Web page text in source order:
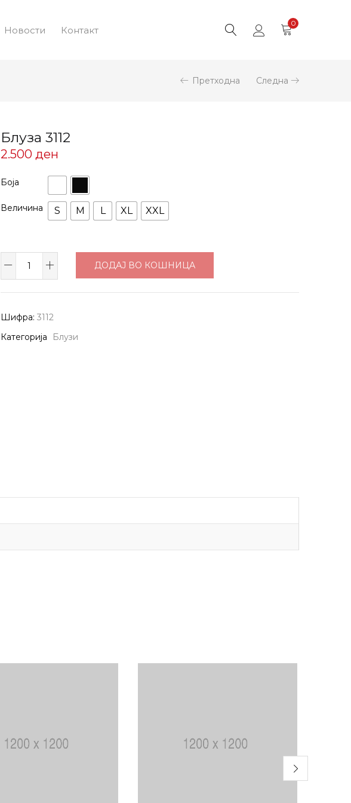
Новости Контакт
0
Претходна Следна
Блуза 3112
2.500 ден
Боја
Величина S M L XL XXL
количина
ДОДАЈ ВО КОШНИЦА
Шифра: 3112
Категорија
Блузи